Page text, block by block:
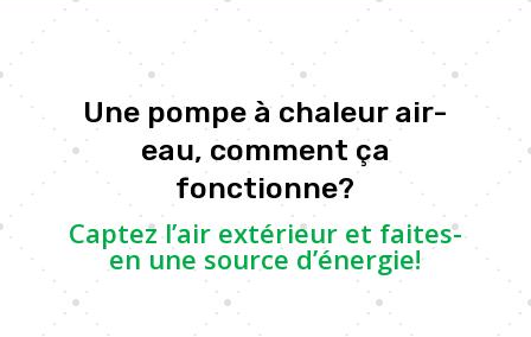
Une pompe à chaleur air-
eau, comment ça
fonctionne?
Captez l’air extérieur et faites-
en une source d’énergie!